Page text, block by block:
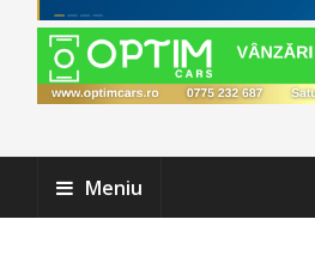
Meniu